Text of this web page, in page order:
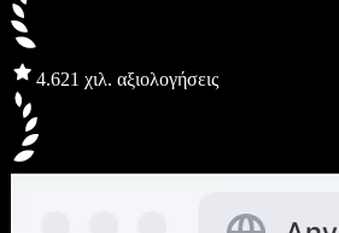
4.621 χιλ. αξιολογήσεις